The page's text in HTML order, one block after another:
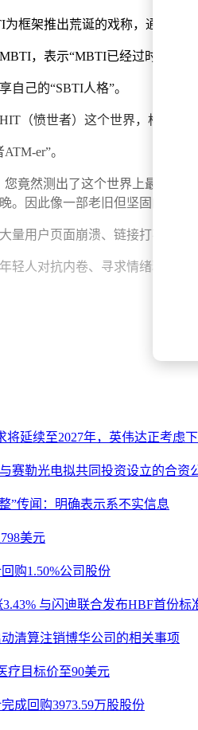
框架推出荒诞的戏称，通过完成
，表示“MBTI已经过时，SBTI
自己的“SBTI人格”。
（愤世者）这个世界，构石一坨
er”。
竟然测出了这个世界上最稀有
。因此像一部老旧但坚固的
量用户页面崩溃、链接打不开，
轻人对抗内卷、寻求情绪释放
将延续至2027年，英伟达正考虑
赛勒光电拟共同投资设立的合资
”传闻：明确表示系不实信息
美元
购1.50%公司股份
与闪迪联合发布HBF首份标
动清算注销博华公司的相关事项
疗目标价至90美元
成回购3973.59万股股份